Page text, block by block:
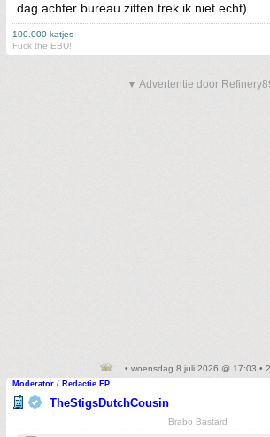
dag achter bureau zitten trek ik niet echt)
100.000 katjes
Fuck the EBU!
▼ Advertentie door
• woensdag 8 juli 2026 @ 17:03 •
Moderator / Redactie FP
TheStigsDutchCousin
Brabo Bastard